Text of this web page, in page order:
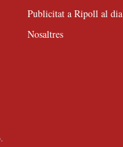
Publicitat a Ripoll al dia
Nosaltres